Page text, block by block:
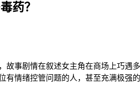
药？
事剧情在叙述女主角在商场上巧遇
情绪控管问题的人，甚至充满极强